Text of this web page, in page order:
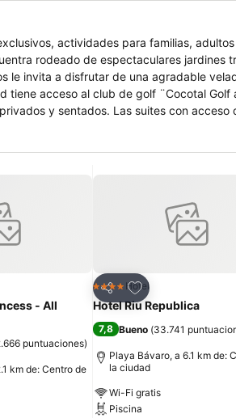
actividades para familias,
rodeado de espectaculares jardines
le invita a disfrutar de una agradable
tiene acceso al club de golf ¨Cocotal Golf
y sentados. Las suites con acceso
una aventura maravillosa para
- All
puntuaciones)
km de: Centro de
Compartir
Agregar a
4 EstrellasHotel
Hotel Riu Republica
7,8 Bueno (33.741
Playa Bávaro, a 6.1 km de:
la ciudad
Wi-Fi gratis
Piscina